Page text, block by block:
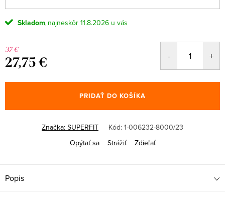
Skladom 11.8.2026
37 €
27,75 €
cena:
PRIDAŤ DO KOŠÍKA
Značka: SUPERFIT Kód: 1-006232-8000/23
Opýtať sa
Strážiť Zdieľať
Popis